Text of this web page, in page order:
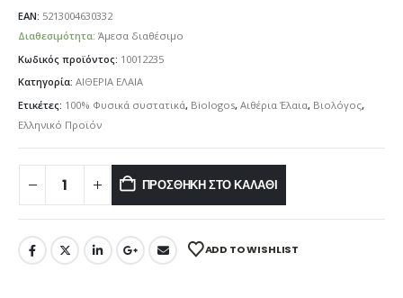
EAN: 5213004630332
Διαθεσιμότητα: Άμεσα διαθέσιμο
Κωδικός προϊόντος: 10012235
Κατηγορία: ΑΙΘΕΡΙΑ ΕΛΑΙΑ
Ετικέτες: 100% Φυσικά συστατικά, Biologos, Αιθέρια Έλαια, Βιολόγος,
Ελληνικό Προϊόν
ΠΡΟΣΘΉΚΗ ΣΤΟ ΚΑΛΆΘΙ
ADD TO WISHLIST